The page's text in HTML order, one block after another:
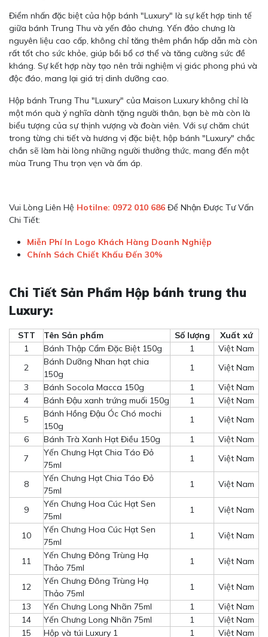
Điểm nhấn đặc biệt của hộp bánh "Luxury" là sự kết hợp tinh tế
giữa bánh Trung Thu và yến đảo chưng. Yến đảo chưng là
nguyên liệu cao cấp, không chỉ tăng thêm phần hấp dẫn mà còn
rất tốt cho sức khỏe, giúp bồi bổ cơ thể và tăng cường sức đề
kháng. Sự kết hợp này tạo nên trải nghiệm vị giác phong phú và
độc đáo, mang lại giá trị dinh dưỡng cao.
Hộp bánh Trung Thu "Luxury" của Maison Luxury không chỉ là
một món quà ý nghĩa dành tặng người thân, bạn bè mà còn là
biểu tượng của sự thịnh vượng và đoàn viên. Với sự chăm chút
trong từng chi tiết và hương vị đặc biệt, hộp bánh "Luxury" chắc
chắn sẽ làm hài lòng những người thưởng thức, mang đến một
mùa Trung Thu trọn vẹn và ấm áp.
Vui Lòng Liên Hệ Hotilne: 0972 010 686 Để Nhận Được Tư Vấn
Chi Tiết:
Miễn Phí In Logo Khách Hàng Doanh Nghiệp
Chính Sách Chiết Khấu Đến 30%
Chi Tiết Sản Phẩm Hộp bánh trung thu
Luxury:
STT Tên Sản phẩm Số lượng
Xuất xứ
1
Bánh Thập Cẩm Đặc Biệt 150g 1
Việt Nam
2
Bánh Dưỡng Nhan hạt chia
150g
1
Việt Nam
3
Bánh Socola Macca 150g 1
Việt Nam
4
Bánh Đậu xanh trứng muối 150g 1
Việt Nam
5
Bánh Hồng Đậu Óc Chó mochi
150g
1
Việt Nam
6
Bánh Trà Xanh Hạt Điều 150g 1
Việt Nam
7
Yến Chưng Hạt Chia Táo Đỏ
75ml
1 Việt Nam
8
Yến Chưng Hạt Chia Táo Đỏ
75ml
1 Việt Nam
9
Yến Chưng Hoa Cúc Hạt Sen
75ml
1 Việt Nam
10
Yến Chưng Hoa Cúc Hạt Sen
75ml
1 Việt Nam
11
Yến Chưng Đông Trùng Hạ
Thảo 75ml
1 Việt Nam
12
Yến Chưng Đông Trùng Hạ
Thảo 75ml
1
Việt Nam
13
Yến Chưng Long Nhãn 75ml 1
Việt Nam
14
Yến Chưng Long Nhãn 75ml 1
Việt Nam
15
Hộp và túi Luxury 1 1 Việt Nam